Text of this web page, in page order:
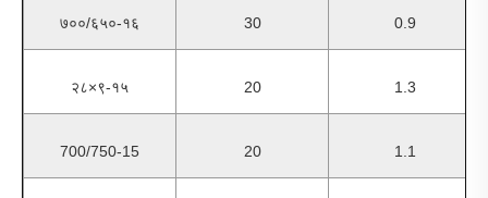
७००/६५०-१६ 30 0.9
२८×९-१५ 20 1.3
700/750-15 20 1.1